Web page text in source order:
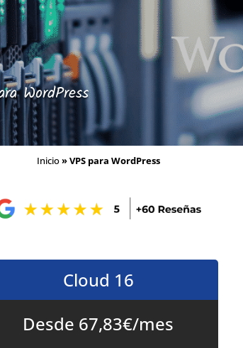
WordPress
Inicio»VPS para WordPress
Cloud 16
Desde 67,83€/mes